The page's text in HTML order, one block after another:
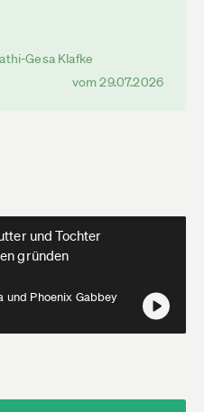
Gesa Klafke
vom 29.07.2026
und Tochter
gründen
und Phoenix Gabbey